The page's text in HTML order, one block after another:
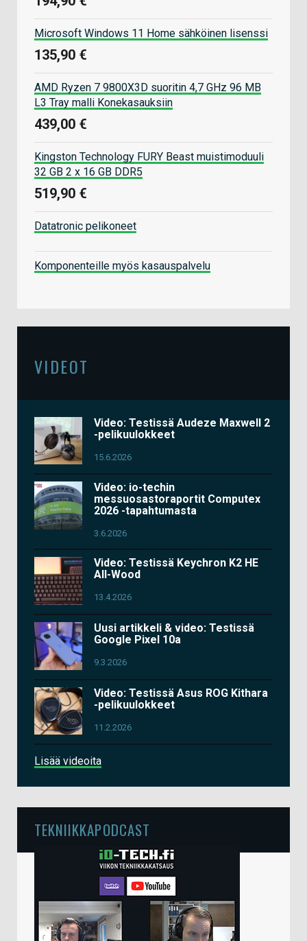
Microsoft Windows 11 Home sähköinen lisenssi
135,90 €
AMD Ryzen 7 9800X3D suoritin 4,7 GHz 96 MB
L3 Tray malli Konekasauksiin
439,00 €
Kingston Technology FURY Beast muistimoduuli
32 GB 2 x 16 GB DDR5
519,90 €
Datatronic pelikoneet
Komponenteille myös kasauspalvelu
VIDEOT
Video: Testissä Audeze Maxwell 2
-pelikuulokkeet
15.6.2026
Video: io-techin
messuosastoraportit Computex
2026 -tapahtumasta
3.6.2026
Video: Testissä Keychron K2 HE
All-Wood
13.4.2026
Uusi artikkeli & video: Testissä
Google Pixel 10a
9.3.2026
Video: Testissä Asus ROG Kithara
-pelikuulokkeet
11.2.2026
Lisää videoita
TEKNIIKKAPODCAST